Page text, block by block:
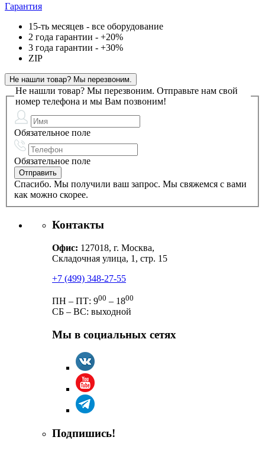
Гарантия
15-ть месяцев - все оборудование
2 года гарантии - +20%
3 года гарантии - +30%
ZIP
Не нашли товар? Мы перезвоним.
Не нашли товар? Мы перезвоним. Отправьте нам свой
номер телефона и мы Вам позвоним!
Обязательное поле
Обязательное поле
Спасибо. Мы получили ваш запрос. Мы свяжемся с вами
как можно скорее.
Контакты
Офис: 127018, г. Москва,
Складочная улица, 1, стр. 15
+7 (499) 348-27-55
ПН – ПТ: 900 – 1800
СБ – ВС: выходной
Мы в социальных сетях
Подпишись!